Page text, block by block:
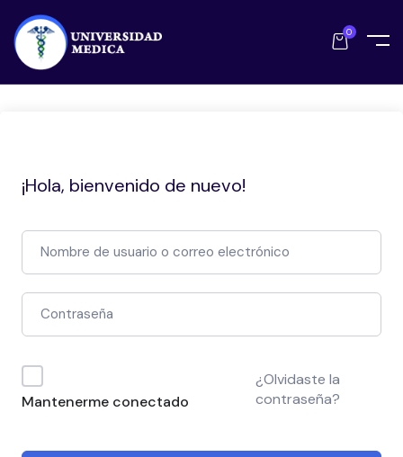
0
¡Hola, bienvenido de nuevo!
Mantenerme conectado
¿Olvidaste la
contraseña?